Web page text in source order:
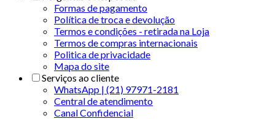
Formas de pagamento
Política de troca e devolução
Termos e condições - retirada na Loja
Termos de compras internacionais
Politica de privacidade
Mapa do site
Serviços ao cliente
WhatsApp | (21) 97971-2181
Central de atendimento
Canal Confidencial